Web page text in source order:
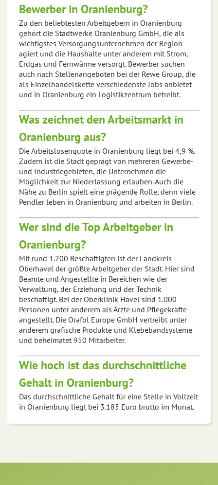
Bewerber in Oranienburg?
Zu den beliebtesten Arbeitgebern in Oranienburg
gehört die Stadtwerke Oranienburg GmbH, die als
wichtigstes Versorgungsunternehmen der Region
agiert und die Haushalte unter anderem mit Strom,
Erdgas und Fernwärme versorgt. Bewerber suchen
auch nach Stellenangeboten bei der Rewe Group, die
als Einzelhandelskette verschiedenste Jobs anbietet
und in Oranienburg ein Logistikzentrum betreibt.
Was zeichnet den Arbeitsmarkt in
Oranienburg aus?
Die Arbeitslosenquote in Oranienburg liegt bei 4,9 %.
Zudem ist die Stadt geprägt von mehreren Gewerbe-
und Industriegebieten, die Unternehmen die
Möglichkeit zur Niederlassung erlauben. Auch die
Nähe zu Berlin spielt eine prägende Rolle, denn viele
Pendler leben in Oranienburg und arbeiten in Berlin.
Wer sind die Top Arbeitgeber in
Oranienburg?
Mit rund 1.200 Beschäftigten ist der Landkreis
Oberhavel der größte Arbeitgeber der Stadt. Hier sind
Beamte und Angestellte in Bereichen wie der
Verwaltung, der Erziehung und der Technik
beschäftigt. Bei der Oberklinik Havel sind 1.000
Personen unter anderem als Ärzte und Pflegekräfte
angestellt. Die Orafol Europe GmbH vertreibt unter
anderem grafische Produkte und Klebebandsysteme
und beheimatet 950 Mitarbeiter.
Wie hoch ist das durchschnittliche
Gehalt in Oranienburg?
Das durchschnittliche Gehalt für eine Stelle in Vollzeit
in Oranienburg liegt bei 3.185 Euro brutto im Monat.